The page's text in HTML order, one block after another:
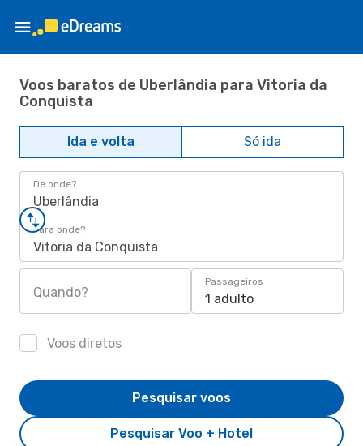
Voos baratos de Uberlândia para Vitoria da
Conquista
Ida e volta Só ida
De onde?
Uberlândia
Para onde?
Vitoria da Conquista
Quando?
Passageiros
1 adulto
Voos diretos
Pesquisar Voo + Hotel
Pesquisar voos